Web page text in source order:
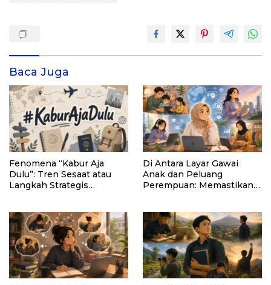
Baca Juga
Fenomena “Kabur Aja
Dulu”: Tren Sesaat atau
Langkah Strategis
Di Antara Layar Gawai
Anak dan Peluang
Perempuan: Memastikan